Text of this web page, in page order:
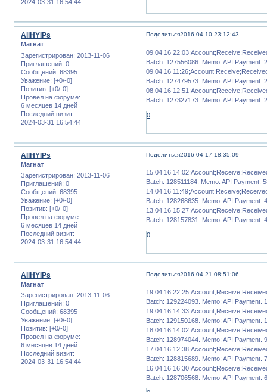
2024-03-31 16:54:44
Поделиться2016-04-10 23:12:43
AllHYIPs
Магнат
Зарегистрирован: 2013-11-06
Приглашений: 0
Сообщений: 68395
Уважение: [+0/-0]
Позитив: [+0/-0]
Провел на форуме:
6 месяцев 14 дней
Последний визит:
2024-03-31 16:54:44
09.04.16
Batch: 127556086. Memo: API Payment.
09.04.16
Batch: 127479573. Memo: API Payment.
08.04.16
Batch: 127327173. Memo: API Payment.
0
Поделиться2016-04-17 18:35:09
AllHYIPs
Магнат
Зарегистрирован: 2013-11-06
Приглашений: 0
Сообщений: 68395
Уважение: [+0/-0]
Позитив: [+0/-0]
Провел на форуме:
6 месяцев 14 дней
Последний визит:
2024-03-31 16:54:44
15.04.16
Batch: 128511184. Memo: API Payment.
14.04.16
Batch: 128268635. Memo: API Payment.
13.04.16
Batch: 128157831. Memo: API Payment.
0
Поделиться2016-04-21 08:51:06
AllHYIPs
Магнат
Зарегистрирован: 2013-11-06
Приглашений: 0
Сообщений: 68395
Уважение: [+0/-0]
Позитив: [+0/-0]
Провел на форуме:
6 месяцев 14 дней
Последний визит:
2024-03-31 16:54:44
19.04.16
Batch: 129224093. Memo: API Payment.
19.04.16
Batch: 129150168. Memo: API Payment.
18.04.16
Batch: 128974044. Memo: API Payment.
17.04.16
Batch: 128815689. Memo: API Payment.
16.04.16
Batch: 128706568. Memo: API Payment.